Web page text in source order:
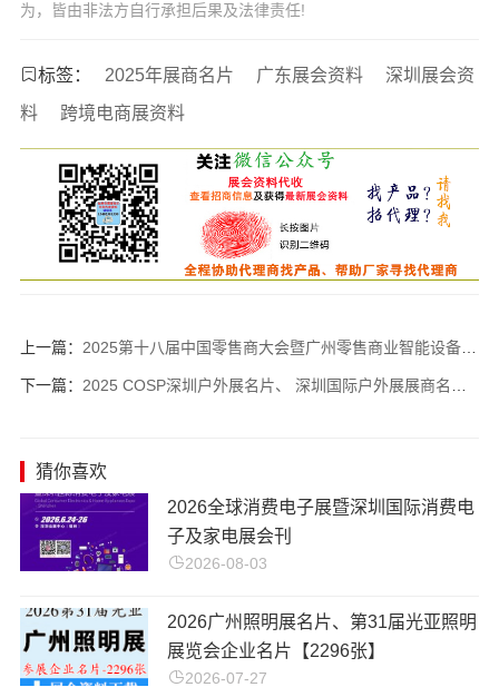
为，皆由非法方自行承担后果及法律责任!
标签： 2025年展商名片 广东展会资料
深圳展会资
料
跨境电商展资料
上一篇： 2025第十八届中国零售商大会暨广州零售商业智能设备商品展·智能陈列商业支付收银系统及设备展·自助售货及智慧零售博览会展商名片【298张】
下一篇： 2025 COSP深圳户外展名片、 深圳国际户外展展商名片【402张】
猜你喜欢
​2026全球消费电子展暨深圳国际消费电
子及家电展会刊
2026-08-03
2026广州照明展名片、第31届光亚照明
展览会企业名片【2296张】
2026-07-27